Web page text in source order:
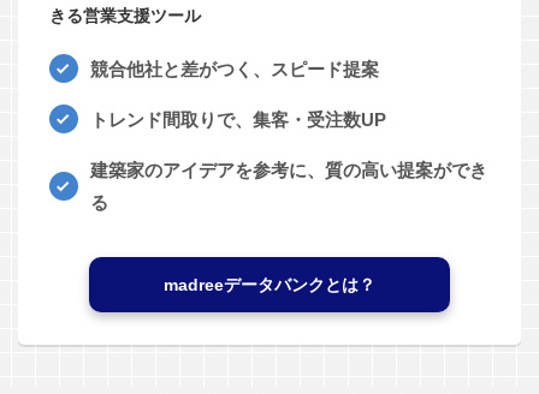
きる営業支援ツール
競合他社と差がつく、スピード提案
トレンド間取りで、集客・受注数UP
建築家のアイデアを参考に、質の高い提案ができ
る
madreeデータバンクとは？